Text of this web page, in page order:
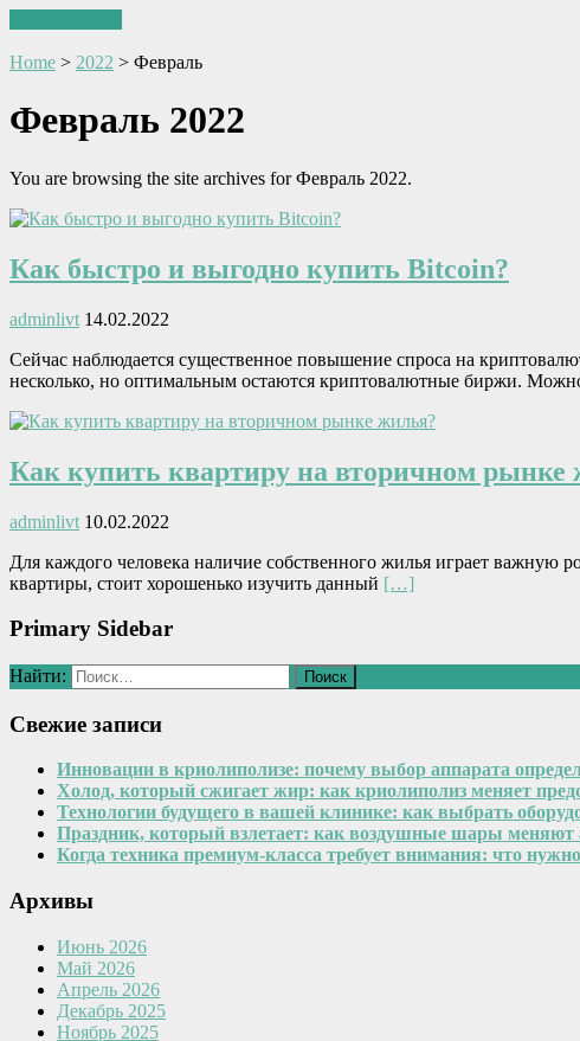
Home > 2022 > Февраль
Февраль 2022
You are browsing the site archives for Февраль 2022.
Как быстро и выгодно купить Bitcoin?
adminlivt 14.02.2022
Сейчас наблюдается существенное повышение спроса на
несколько, но оптимальным остаются криптовалютные биржи.
Как купить квартиру на вторичном рынке
adminlivt 10.02.2022
Для каждого человека наличие собственного жилья играет важную
квартиры, стоит хорошенько изучить данный […]
Primary Sidebar
Найти:
Свежие записи
Инновации в криолиполизе: почему выбор аппарата
Холод, который сжигает жир: как криолиполиз меняет
Технологии будущего в вашей клинике: как выбрать
Праздник, который взлетает: как воздушные шары меняют
Когда техника премиум-класса требует внимания: что
Архивы
Июнь 2026
Май 2026
Апрель 2026
Декабрь 2025
Ноябрь 2025